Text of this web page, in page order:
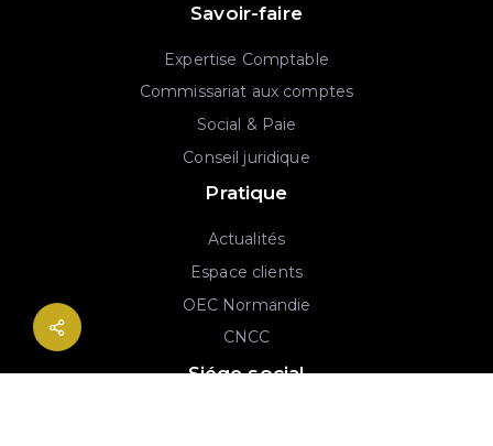
Savoir-faire
Expertise Comptable
Commissariat aux comptes
Social & Paie
Conseil juridique
Pratique
Actualités
Espace clients
OEC Normandie
CNCC
Siége social